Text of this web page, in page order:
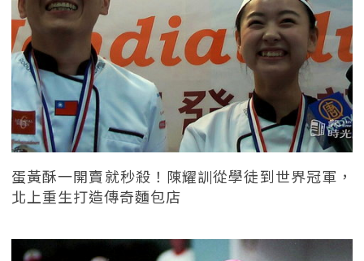
蛋黃酥一開賣就秒殺！陳耀訓從學徒到世界冠軍，
北上重生打造傳奇麵包店